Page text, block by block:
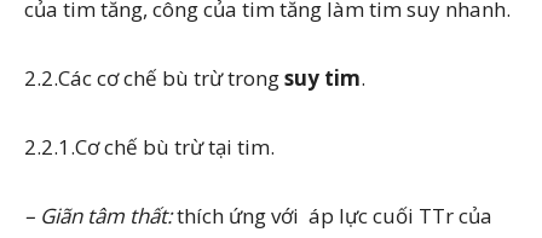
của tim tăng, công của tim tăng làm tim suy nhanh.
2.2.Các cơ chế bù trừ trongsuy tim.
2.2.1.Cơ chế bù trừ tại tim.
– Giãn tâm thất:thích ứng với ­ áp lực cuối TTr của